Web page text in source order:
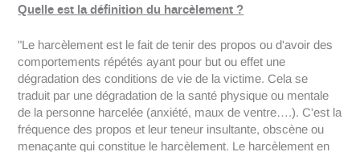
Quelle est la définition du harcèlement ?
"Le harcèlement est le fait de tenir des propos ou d'avoir des
comportements répétés ayant pour but ou effet une
dégradation des conditions de vie de la victime. Cela se
traduit par une dégradation de la santé physique ou mentale
de la personne harcelée (anxiété, maux de ventre….). C'est la
fréquence des propos et leur teneur insultante, obscène ou
menaçante qui constitue le harcèlement. Le harcèlement en